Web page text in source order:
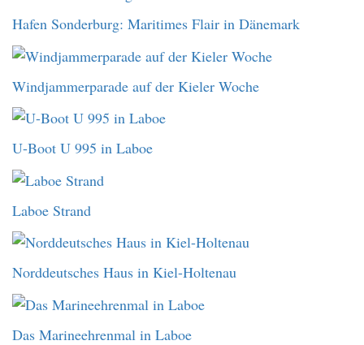
Hafen Sonderburg: Maritimes Flair in Dänemark
Windjammerparade auf der Kieler Woche
U-Boot U 995 in Laboe
Laboe Strand
Norddeutsches Haus in Kiel-Holtenau
Das Marineehrenmal in Laboe